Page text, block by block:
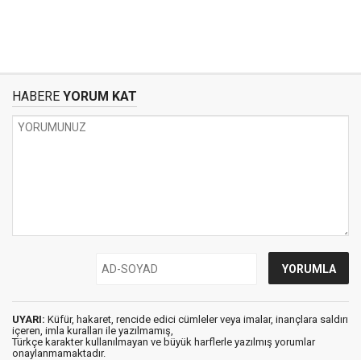
HABERE YORUM KAT
UYARI: Küfür, hakaret, rencide edici cümleler veya imalar, inançlara saldırı
içeren, imla kuralları ile yazılmamış,
Türkçe karakter kullanılmayan ve büyük harflerle yazılmış yorumlar
onaylanmamaktadır.